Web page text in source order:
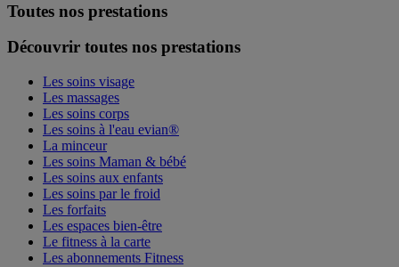
Toutes nos prestations
Découvrir toutes nos prestations
Les soins visage
Les massages
Les soins corps
Les soins à l'eau evian®
La minceur
Les soins Maman & bébé
Les soins aux enfants
Les soins par le froid
Les forfaits
Les espaces bien-être
Le fitness à la carte
Les abonnements Fitness